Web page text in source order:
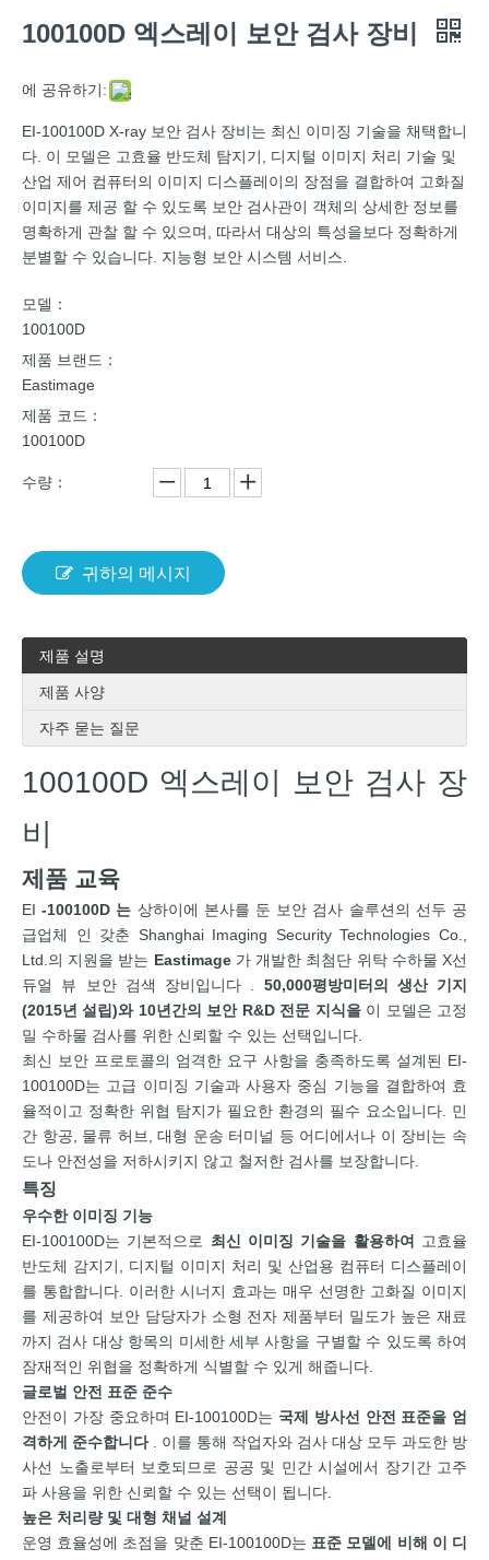
100100D 엑스레이 보안 검사 장비
에 공유하기:
EI-100100D X-ray 보안 검사 장비는 최신 이미징 기술을 채택합니
다. 이 모델은 고효율 반도체 탐지기, 디지털 이미지 처리 기술 및
산업 제어 컴퓨터의 이미지 디스플레이의 장점을 결합하여 고화질
이미지를 제공 할 수 있도록 보안 검사관이 객체의 상세한 정보를
명확하게 관찰 할 수 있으며, 따라서 대상의 특성을보다 정확하게
분별할 수 있습니다. 지능형 보안 시스템 서비스.
모델：
100100D
제품 브랜드：
Eastimage
제품 코드：
100100D
수량：
귀하의 메시지
제품 설명
제품 사양
자주 묻는 질문
100100D 엑스레이 보안 검사 장
비
제품 교육
EI-100100D 는 상하이에 본사를 둔 보안 검사 솔루션의 선두 공
급업체 인 갖춘 Shanghai Imaging Security Technologies Co.,
Ltd.의 지원을 받는 Eastimage 가 개발한 최첨단 위탁 수하물 X선
듀얼 뷰 보안 검색 장비입니다 . 50,000평방미터의 생산 기지
(2015년 설립)와 10년간의 보안 R&D 전문 지식을 이 모델은 고정
밀 수하물 검사를 위한 신뢰할 수 있는 선택입니다.
최신 보안 프로토콜의 엄격한 요구 사항을 충족하도록 설계된 EI-
100100D는 고급 이미징 기술과 사용자 중심 기능을 결합하여 효
율적이고 정확한 위협 탐지가 필요한 환경의 필수 요소입니다. 민
간 항공, 물류 허브, 대형 운송 터미널 등 어디에서나 이 장비는 속
도나 안전성을 저하시키지 않고 철저한 검사를 보장합니다.
특징
우수한 이미징 기능
EI-100100D는 기본적으로 최신 이미징 기술을 활용하여
고효율
반도체 감지기, 디지털 이미지 처리 및 산업용 컴퓨터 디스플레이
를 통합합니다. 이러한 시너지 효과는 매우 선명한 고화질 이미지
를 제공하여 보안 담당자가 소형 전자 제품부터 밀도가 높은 재료
까지 검사 대상 항목의 미세한 세부 사항을 구별할 수 있도록 하여
잠재적인 위협을 정확하게 식별할 수 있게 해줍니다.
글로벌 안전 표준 준수
안전이 가장 중요하며 EI-100100D는 국제 방사선 안전 표준을 엄
격하게 준수합니다
. 이를 통해 작업자와 검사 대상 모두 과도한 방
사선 노출로부터 보호되므로 공공 및 민간 시설에서 장기간 고주
파 사용을 위한 신뢰할 수 있는 선택이 됩니다.
높은 처리량 및 대형 채널 설계
운영 효율성에 초점을 맞춘 EI-100100D는 표준 모델에 비해 이 디